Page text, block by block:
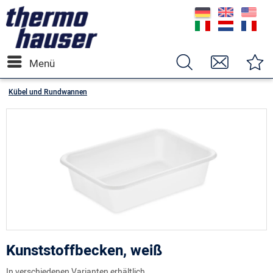
Menü
Kübel und Rundwannen
Kunststoffbecken, weiß